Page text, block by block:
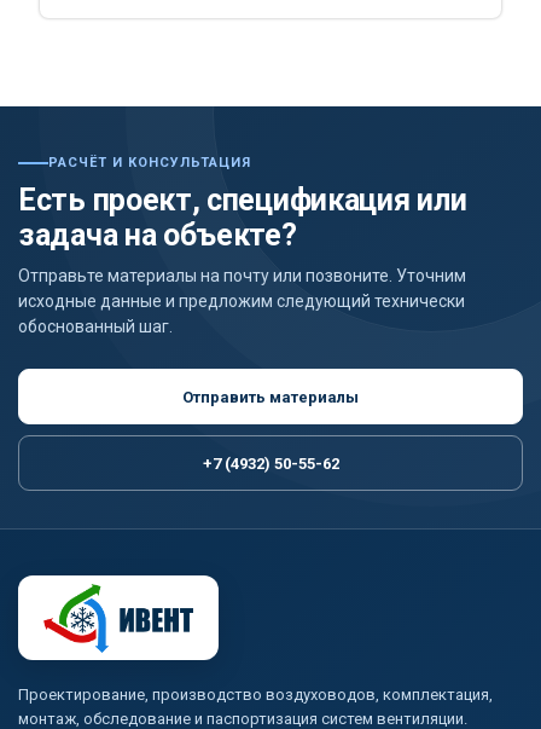
РАСЧЁТ И КОНСУЛЬТАЦИЯ
Есть проект, спецификация или
задача на объекте?
Отправьте материалы на почту или позвоните. Уточним
исходные данные и предложим следующий технически
обоснованный шаг.
Отправить материалы
+7 (4932) 50-55-62
Проектирование, производство воздуховодов, комплектация,
монтаж, обследование и паспортизация систем вентиляции.